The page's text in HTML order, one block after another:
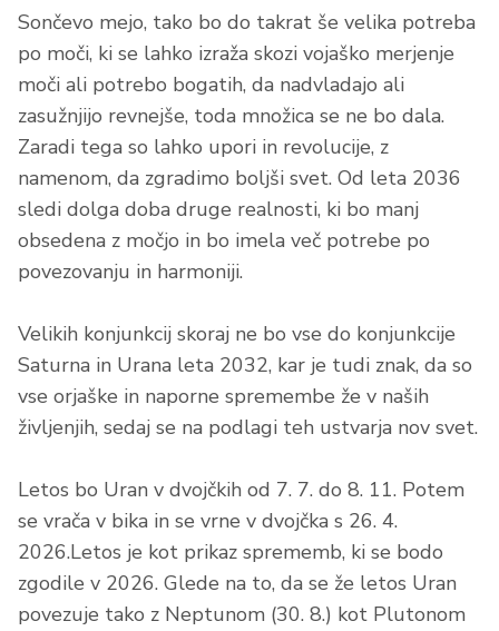
Sončevo mejo, tako bo do takrat še velika potreba
po moči, ki se lahko izraža skozi vojaško merjenje
moči ali potrebo bogatih, da nadvladajo ali
zasužnjijo revnejše, toda množica se ne bo dala.
Zaradi tega so lahko upori in revolucije, z
namenom, da zgradimo boljši svet. Od leta 2036
sledi dolga doba druge realnosti, ki bo manj
obsedena z močjo in bo imela več potrebe po
povezovanju in harmoniji.
Velikih konjunkcij skoraj ne bo vse do konjunkcije
Saturna in Urana leta 2032, kar je tudi znak, da so
vse orjaške in naporne spremembe že v naših
življenjih, sedaj se na podlagi teh ustvarja nov svet.
Letos bo Uran v dvojčkih od 7. 7. do 8. 11. Potem
se vrača v bika in se vrne v dvojčka s 26. 4.
2026.Letos je kot prikaz sprememb, ki se bodo
zgodile v 2026. Glede na to, da se že letos Uran
povezuje tako z Neptunom (30. 8.) kot Plutonom